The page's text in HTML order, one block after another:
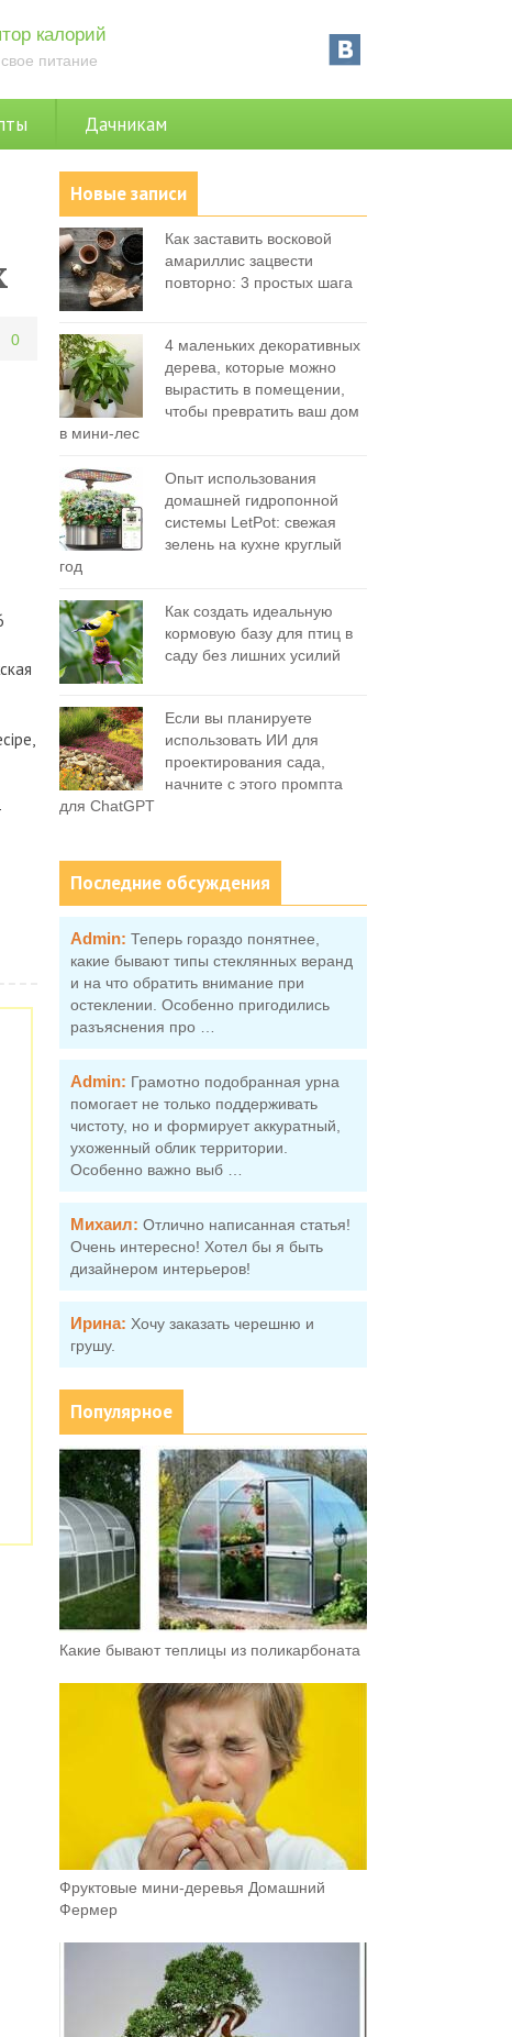
калорий
питание
Дачникам
0
Новые записи
Как заставить восковой
амариллис зацвести
повторно: 3 простых шага
4 маленьких декоративных
дерева, которые можно
вырастить в помещении,
чтобы превратить ваш дом
в мини-лес
Опыт использования
домашней гидропонной
системы LetPot: свежая
зелень на кухне круглый
год
Как создать идеальную
кормовую базу для птиц в
саду без лишних усилий
Если вы планируете
использовать ИИ для
проектирования сада,
начните с этого промпта
для ChatGPT
Последние обсуждения
Admin: Теперь гораздо понятнее,
какие бывают типы стеклянных веранд
и на что обратить внимание при
остеклении. Особенно пригодились
разъяснения про …
Admin: Грамотно подобранная урна
помогает не только поддерживать
чистоту, но и формирует аккуратный,
ухоженный облик территории.
Особенно важно выб …
Михаил: Отлично написанная статья!
Очень интересно! Хотел бы я быть
дизайнером интерьеров!
Ирина: Хочу заказать черешню и
грушу.
Популярное
Какие бывают теплицы из поликарбоната
Фруктовыe мини-деревья Домашний
Фермер